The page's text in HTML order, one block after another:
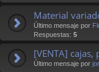
Material
Último mensaje por
Respuestas: 5
[VENTA]
Último mensaje por